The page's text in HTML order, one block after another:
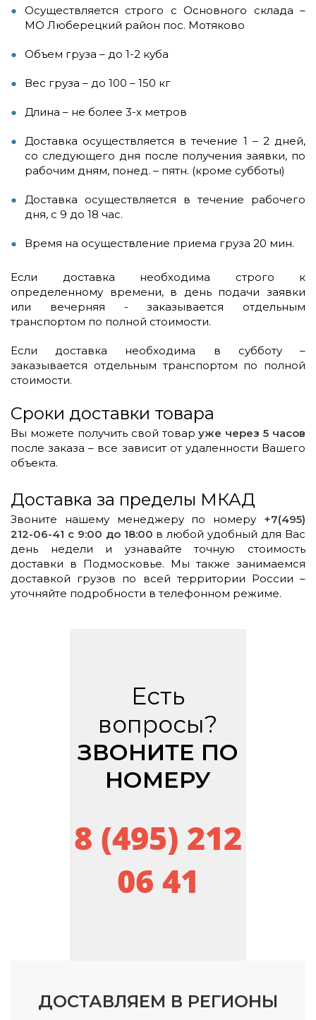
Осуществляется строго с Основного склада –
МО Люберецкий район пос. Мотяково
Объем груза – до 1-2 куба
Вес груза – до 100 – 150 кг
Длина – не более 3-х метров
Доставка осуществляется в течение 1 – 2 дней,
со следующего дня после получения заявки, по
рабочим дням, понед. – пятн. (кроме субботы)
Доставка осуществляется в течение рабочего
дня, с 9 до 18 час.
Время на осуществление приема груза 20 мин.
Если доставка необходима строго к
определенному времени, в день подачи заявки
или вечерняя - заказывается отдельным
транспортом по полной стоимости.
Если доставка необходима в субботу –
заказывается отдельным транспортом по полной
стоимости.
Сроки доставки товара
Вы можете получить свой товар уже через 5 часов
после заказа – все зависит от удаленности Вашего
объекта.
Доставка за пределы МКАД
Звоните нашему менеджеру по номеру +7(495)
212-06-41 с 9:00 до 18:00 в любой удобный для Вас
день недели и узнавайте точную стоимость
доставки в Подмосковье. Мы также занимаемся
доставкой грузов по всей территории России –
уточняйте подробности в телефонном режиме.
Есть
вопросы?
ЗВОНИТЕ ПО
НОМЕРУ
8 (495) 212
06 41
ДОСТАВЛЯЕМ В РЕГИОНЫ